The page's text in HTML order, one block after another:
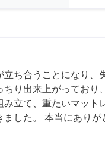
立ち合うことになり、
ちり出来上がっており
み立て、重たいマット
ました。 本当にあり